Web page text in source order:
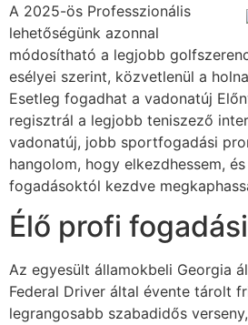
A 2025-ös Professzionális
lehetőségünk azonnal
módosítható a legjobb
esélyei szerint, közvetlenül a
Esetleg fogadhat a vadonatúj
regisztrál a legjobb teniszező
vadonatúj, jobb sportfogadási
hangolom, hogy elkezdhessem,
fogadásoktól kezdve
Élő profi
Az egyesült államokbeli Georgia
Federal Driver által évente tárolt
legrangosabb szabadidős